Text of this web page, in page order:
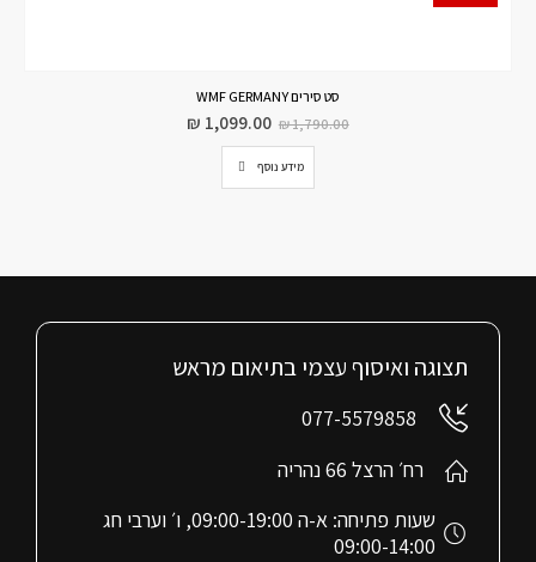
סט סירים WMF GERMANY
₪1,790.00
₪ 1,099.00
מידע נוסף
תצוגה ואיסוף עצמי בתיאום מראש
077-5579858
רח׳ הרצל 66 נהריה
שעות פתיחה: א-ה 09:00-19:00, ו׳ וערבי חג
09:00-14:00